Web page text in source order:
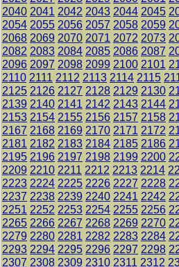
2040 2041 2042 2043 2044 2045
2054 2055 2056 2057 2058 2059
2068 2069 2070 2071 2072 2073
2082 2083 2084 2085 2086 2087
2096 2097 2098 2099 2100 2101
2110 2111 2112 2113 2114 2115
2125 2126 2127 2128 2129 2130
2139 2140 2141 2142 2143 2144
2153 2154 2155 2156 2157 2158
2167 2168 2169 2170 2171 2172
2181 2182 2183 2184 2185 2186
2195 2196 2197 2198 2199 2200
2209 2210 2211 2212 2213 2214
2223 2224 2225 2226 2227 2228
2237 2238 2239 2240 2241 2242
2251 2252 2253 2254 2255 2256
2265 2266 2267 2268 2269 2270
2279 2280 2281 2282 2283 2284
2293 2294 2295 2296 2297 2298
2307 2308 2309 2310 2311 2312